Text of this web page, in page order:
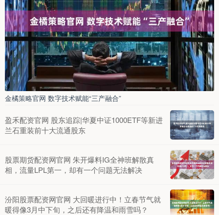
金橘策略官网 数字技术赋能“三产融合”
盈禾配资官网 股东追踪|华夏中证1000ETF等新进
兰石重装前十大流通股东
股票期货配资网官网 朱开爆料IG全神班解散真
相，流量LPL第一，却有一个问题无法解决
汾阳股票配资网官网 大回暖进行中！立春节气就
暖得像3月中下旬，之后还有降温和雨雪吗？